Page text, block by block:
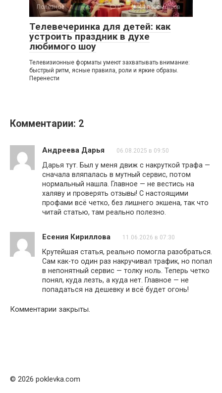
Полезное 0 44 просмотров
Телевечеринка для детей: как
устроить праздник в духе
любимого шоу
Телевизионные форматы умеют захватывать внимание:
быстрый ритм, ясные правила, роли и яркие образы.
Перенести
Комментарии: 2
Андреева Дарья 06.08.2025 в 09:50
Дарья тут. Был у меня движ с накруткой трафа —
сначала вляпалась в мутный сервис, потом
нормальный нашла. Главное — не вестись на
халяву и проверять отзывы! С настоящими
профами всё четко, без лишнего экшена, так что
читай статью, там реально полезно.
Есения Кириллова 11.06.2026 в 07:30
Крутейшая статья, реально помогла разобраться.
Сам как-то один раз накручивал трафик, но попал
в непонятный сервис — толку ноль. Теперь четко
понял, куда лезть, а куда нет. Главное — не
попадаться на дешевку и всё будет огонь!
Комментарии закрыты.
© 2026 poklevka.com